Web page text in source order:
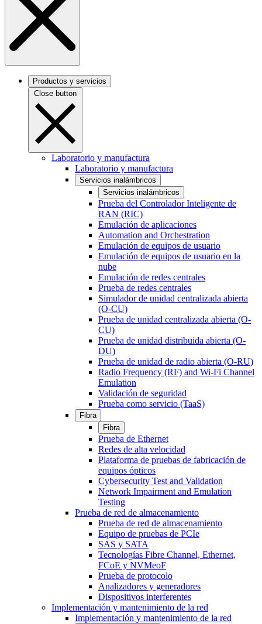
Productos y servicios
Close button
Laboratorio y manufactura
Laboratorio y manufactura
Servicios inalámbricos
Servicios inalámbricos
Prueba del Controlador Inteligente de
RAN (RIC)
Emulación de aplicaciones
Automation and Orchestration
Emulación de equipos de usuario
Emulación de equipos de usuario en la
nube
Emulación de redes centrales
Prueba de redes centrales
Simulador de unidad centralizada abierta
(O-CU)
Prueba de unidad centralizada abierta (O-
CU)
Prueba de unidad distribuida abierta (O-
DU)
Prueba de unidad de radio abierta (O-RU)
Radio Frequency (RF) and Wi-Fi Channel
Emulation
Validación de seguridad
Prueba como servicio (TaaS)
Fibra
Fibra
Prueba de Ethernet
Redes de alta velocidad
Plataforma de pruebas de fabricación de
equipos ópticos
Cybersecurity Test and Validation
Network Impairment and Emulation
Testing
Prueba de red de almacenamiento
Prueba de red de almacenamiento
Equipo de pruebas de PCIe
SAS y SATA
Tecnologías Fibre Channel, Ethernet,
FCoE y NVMeoF
Prueba de protocolo
Analizadores y generadores
Dispositivos interferentes
Implementación y mantenimiento de la red
Implementación y mantenimiento de la red